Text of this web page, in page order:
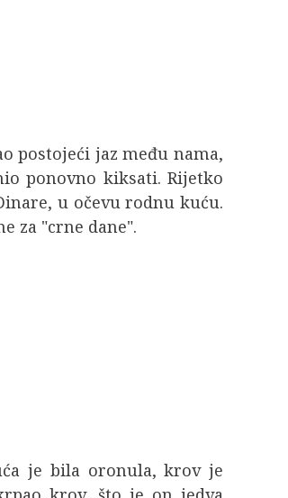
postojeći jaz među nama,
ponovno kiksati. Rijetko
u očevu rodnu kuću.
za "crne dane".
je bila oronula, krov je